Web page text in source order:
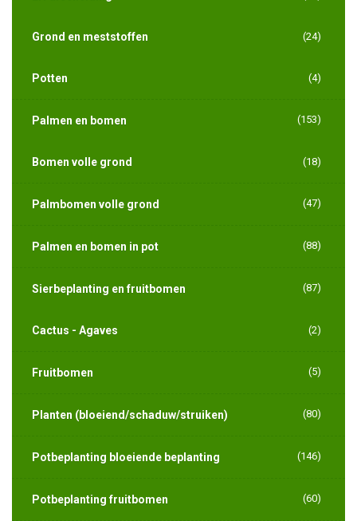
Grond en meststoffen (24)
Potten (4)
Palmen en bomen (153)
Bomen volle grond (18)
Palmbomen volle grond (47)
Palmen en bomen in pot (88)
Sierbeplanting en fruitbomen (87)
Cactus - Agaves (2)
Fruitbomen (5)
Planten (bloeiend/schaduw/struiken) (80)
Potbeplanting bloeiende beplanting (146)
Potbeplanting fruitbomen (60)